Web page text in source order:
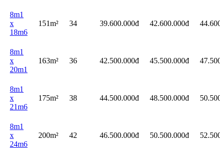
8m1
x
18m6
151m² 34 39.600.000đ 42.600.000đ
8m1
x
20m1
163m² 36 42.500.000đ 45.500.000đ
8m1
x
21m6
175m² 38 44.500.000đ 48.500.000đ
8m1
x
24m6
200m² 42 46.500.000đ 50.500.000đ